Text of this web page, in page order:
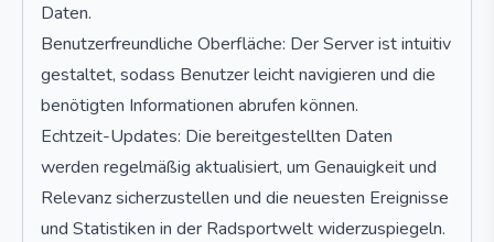
Daten.
Benutzerfreundliche Oberfläche: Der Server ist intuitiv
gestaltet, sodass Benutzer leicht navigieren und die
benötigten Informationen abrufen können.
Echtzeit-Updates: Die bereitgestellten Daten
werden regelmäßig aktualisiert, um Genauigkeit und
Relevanz sicherzustellen und die neuesten Ereignisse
und Statistiken in der Radsportwelt widerzuspiegeln.